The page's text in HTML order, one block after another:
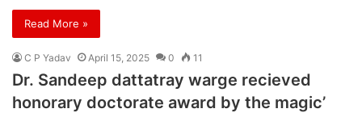
Read More »
C P Yadav April 15, 2025 0 11
Dr. Sandeep dattatray warge recieved
honorary doctorate award by the magic’